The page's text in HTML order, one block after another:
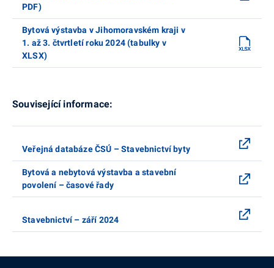
PDF)
Bytová výstavba v Jihomoravském kraji v
1. až 3. čtvrtletí roku 2024 (tabulky v
XLSX)
Související informace:
Veřejná databáze ČSÚ – Stavebnictví byty
Bytová a nebytová výstavba a stavební
povolení – časové řady
Stavebnictví – září 2024